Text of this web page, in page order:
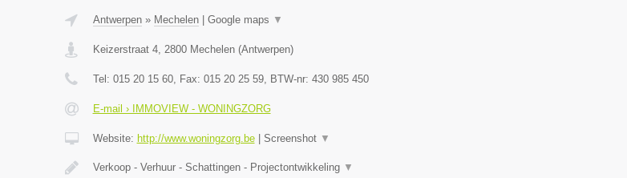
Antwerpen» Mechelen| Google maps ▼
Keizerstraat 4, 2800 Mechelen(Antwerpen)
Tel: 015 20 15 60, Fax: 015 20 25 59, BTW-nr: 430 985 450
E-mail › IMMOVIEW - WONINGZORG
Website: http://www.woningzorg.be| Screenshot ▼
Verkoop - Verhuur - Schattingen - Projectontwikkeling ▼